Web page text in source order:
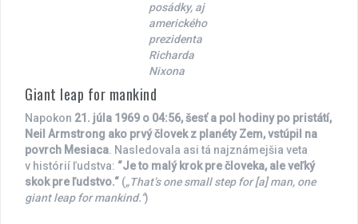
posádky, aj
amerického
prezidenta
Richarda
Nixona
Giant leap for mankind
Napokon 21. júla 1969 o 04:56, šesť a pol hodiny po pristátí,
Neil Armstrong ako prvý človek z planéty Zem, vstúpil na
povrch Mesiaca. Nasledovala asi tá najznámejšia veta
v histórií ľudstva: “Je to malý krok pre človeka, ale veľký
skok pre ľudstvo.“ („That’s one small step for [a] man, one
giant leap for mankind.“)